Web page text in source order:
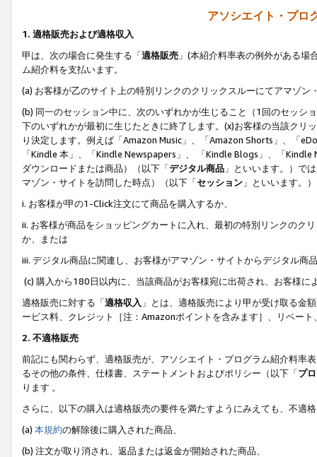
アソシエイト・プロ
1. 適格販売および適格収入
甲は、次の場合に発生する「適格販売 」(本紹介料率表の例外がある
ム紹介料を支払います。
(a) お客様が乙のサイト上の特別リンクのクリックスルーにてアマゾン
(b) 同一のセッション中に、次のいずれかが生じること（1回のセッシ
下のいずれかが最初に生じたときに終了します。(x)お客様の当該ク
り決定します。例えば「Amazon Music」、「Amazon Shorts」、「
「Kindle 本」、「Kindle Newspapers」、 「Kindle Blogs」、「
ダウンロードまたは商品）（以下「デジタル商品 」といいます。）で
マゾン・サイトを訪問した時点）（以下「セッション 」といいます。
i. お客様が甲の1-Click注文にて商品を購入するか、
ii. お客様が商品をショッピングカートに入れ、最初の特別リンクのク
か、または
iii. デジタル商品に関連し、お客様がアマゾン・サイトからデジタル
(c) 購入から180日以内に、当該商品がお客様宛に出荷され、お客様
適格販売に対する「適格収入 」とは、適格販売により甲が受け取る金
ービス料、クレジット［注：Amazonポイントを含みます］、リベー
2. 不適格販売
前記にも関わらず、適格販売が、アソシエイト・プログラム紹介料率
るその他の条件、仕様書、ステートメントおよびポリシー（以下「プ
ります 。
さらに、以下の購入は適格販売の要件を満たすようにみえても、不適
(a) 本規約の解除後に購入された商品、
(b) 注文が取り消され、返品または返金が開始された商品、